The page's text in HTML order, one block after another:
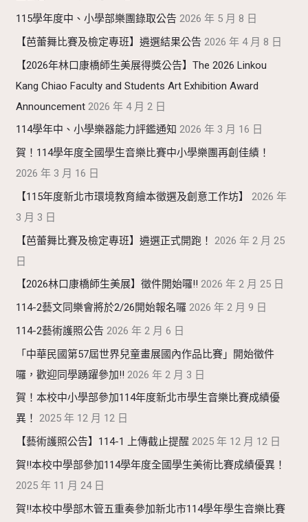
115學年度中、小學部樂團錄取公告 2026 年 5 月 8 日
【芭蕾舞比賽及檢定專班】遴選結果公告 2026 年 4 月 8 日
【2026年林口康橋師生美展得獎公告】The 2026 Linkou
Kang Chiao Faculty and Students Art Exhibition Award
Announcement 2026 年 4 月 2 日
114學年中、小學樂器能力評鑑通知 2026 年 3 月 16 日
賀！114學年度全國學生音樂比賽中小學樂團再創佳績！
2026 年 3 月 16 日
【115年度新北市環境教育繪本徵選及創意工作坊】
2026 年
3 月 3 日
【芭蕾舞比賽及檢定專班】遴選正式開跑！ 2026 年 2 月 25
日
【2026林口康橋師生美展】徵件開始囉!! 2026 年 2 月 25 日
114-2藝文同樂會將於2/26開始報名囉 2026 年 2 月 9 日
114-2藝術護照公告 2026 年 2 月 6 日
「中華民國第57屆世界兒童畫展國內作品比賽」開始徵件
囉，歡迎同學踴躍參加!! 2026 年 2 月 3 日
賀！本校中小學部參加114年度新北市學生音樂比賽成績優
異！ 2025 年 12 月 12 日
【藝術護照公告】114-1 上傳截止提醒 2025 年 12 月 12 日
賀!!本校中學部參加114學年度全國學生美術比賽成績優異！
2025 年 11 月 24 日
賀!!本校中學部木管五重奏參加新北市114學年學生音樂比賽